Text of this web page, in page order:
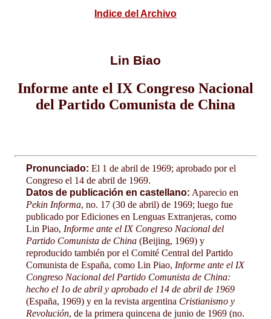
Indice del Archivo
Lin Biao
Informe ante el IX Congreso Nacional
del Partido Comunista de China
Pronunciado: El 1 de abril de 1969; aprobado por el
Congreso el 14 de abril de 1969.
Datos de publicación en castellano: Aparecio en
Pekin Informa, no. 17 (30 de abril) de 1969; luego fue
publicado por Ediciones en Lenguas Extranjeras, como
Lin Piao, Informe ante el IX Congreso Nacional del
Partido Comunista de China(Beijing, 1969) y
reproducido también por el Comité Central del Partido
Comunista de España, como Lin Piao, Informe ante el IX
Congreso Nacional del Partido Comunista de China:
hecho el 1o de abril y aprobado el 14 de abril de 1969
(España, 1969) y en la revista argentina Cristianismo y
Revolución, de la primera quincena de junio de 1969 (no.